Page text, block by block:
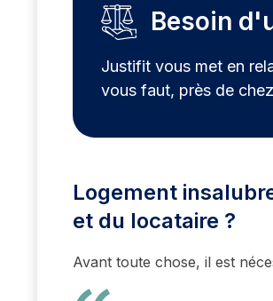
Besoin
Justifit vous met en
vous faut, près de
Logement
et du locataire ?
Avant toute chose, il est